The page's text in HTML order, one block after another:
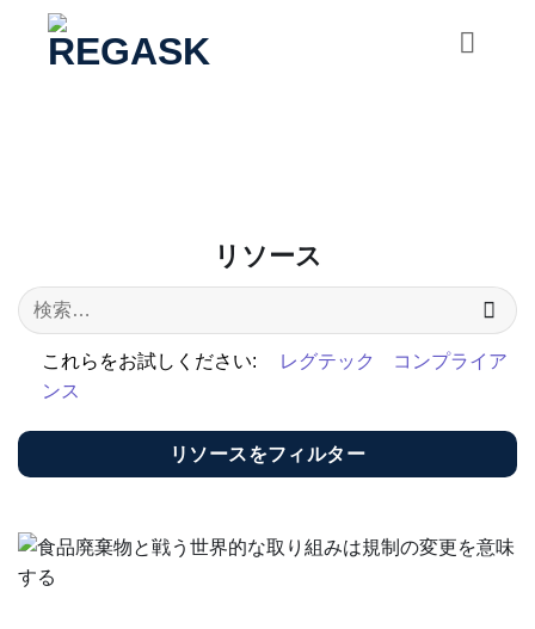
リソース
これらをお試しください: レグテック
コンプライア
ンス
リソースをフィルター